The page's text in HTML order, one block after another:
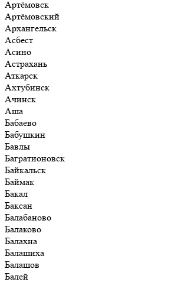
Артёмовск
Артёмовский
Архангельск
Асбест
Асино
Астрахань
Аткарск
Ахтубинск
Ачинск
Аша
Бабаево
Бабушкин
Бавлы
Багратионовск
Байкальск
Баймак
Бакал
Баксан
Балабаново
Балаково
Балахна
Балашиха
Балашов
Балей